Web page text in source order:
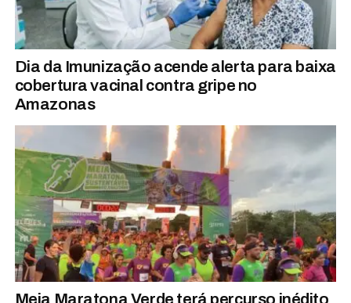
Dia da Imunização acende alerta para baixa
cobertura vacinal contra gripe no
Amazonas
Meia Maratona Verde terá percurso inédito